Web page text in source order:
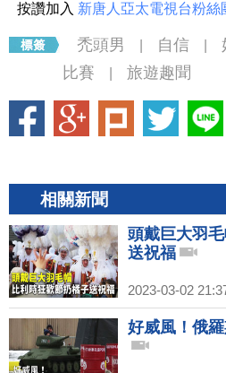
按讚加入 新唐人亞太電視台粉絲
禿頭男 自信
比賽
旅遊趣聞
相關新聞
頭戴巨大羽
送祝福
2023-03-02
好威風！俄